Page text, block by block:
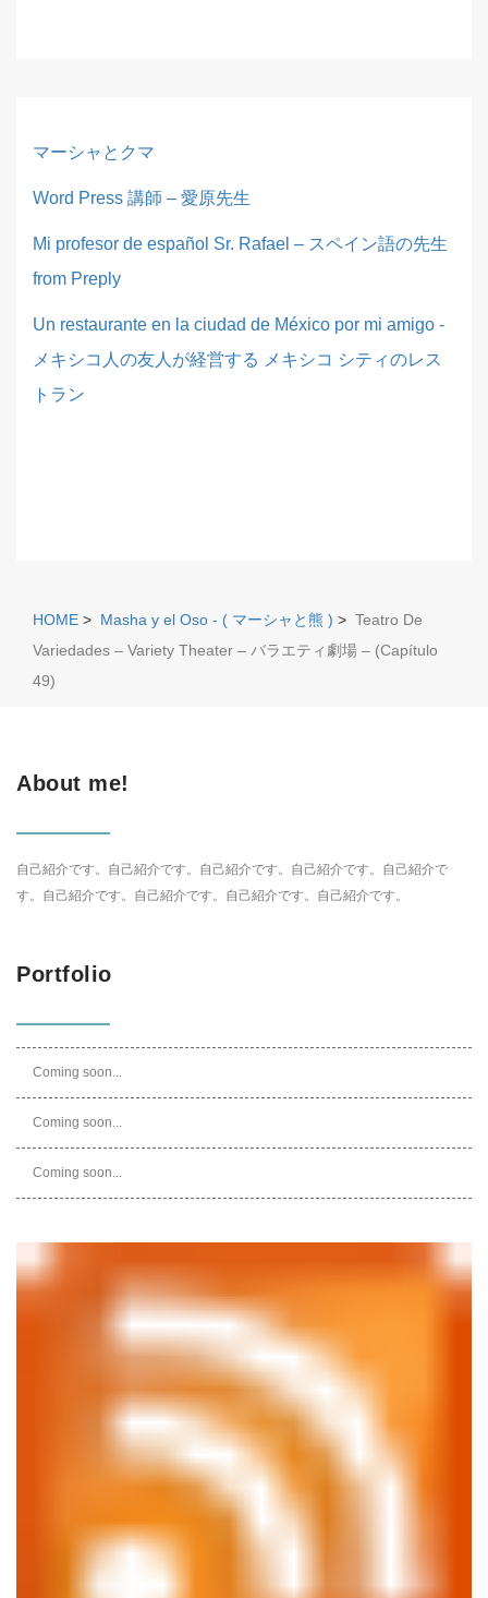
マーシャとクマ
Word Press 講師 – 愛原先生
Mi profesor de español Sr. Rafael – スペイン語の先生
from Preply
Un restaurante en la ciudad de México por mi amigo -
メキシコ人の友人が経営する メキシコ シティのレス
トラン
HOME > Masha y el Oso - ( マーシャと熊 ) > Teatro De
Variedades – Variety Theater – バラエティ劇場 – (Capítulo
49)
About me!
自己紹介です。自己紹介です。自己紹介です。自己紹介です。自己紹介で
す。自己紹介です。自己紹介です。自己紹介です。自己紹介です。
Portfolio
Coming soon...
Coming soon...
Coming soon...